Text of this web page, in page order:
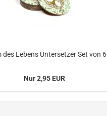
des Lebens Untersetzer Set von 6
Nur 2,95 EUR